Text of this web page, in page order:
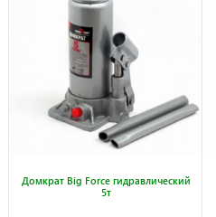
Домкрат Big Force гидравлический
5т